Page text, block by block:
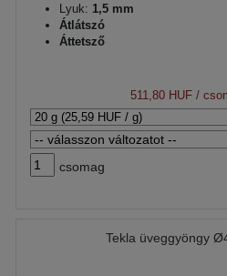
Lyuk: 1,5 mm
Átlátszó
Áttetsző
511,80 HUF/
csomag
Tekla üveggyöngy